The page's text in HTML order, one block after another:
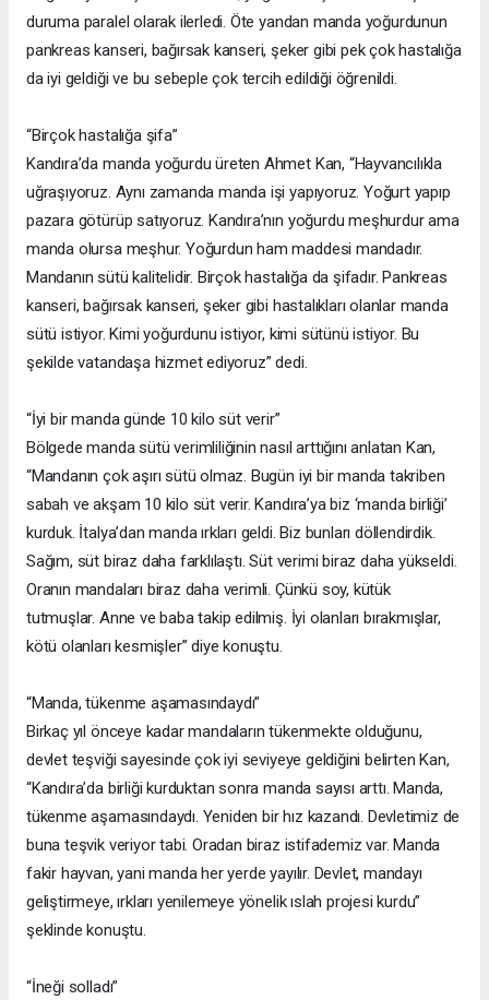
duruma paralel olarak ilerledi. Öte yandan manda yoğurdunun
pankreas kanseri, bağırsak kanseri, şeker gibi pek çok hastalığa
da iyi geldiği ve bu sebeple çok tercih edildiği öğrenildi.
“Birçok hastalığa şifa”
Kandıra’da manda yoğurdu üreten Ahmet Kan, “Hayvancılıkla
uğraşıyoruz. Aynı zamanda manda işi yapıyoruz. Yoğurt yapıp
pazara götürüp satıyoruz. Kandıra’nın yoğurdu meşhurdur ama
manda olursa meşhur. Yoğurdun ham maddesi mandadır.
Mandanın sütü kalitelidir. Birçok hastalığa da şifadır. Pankreas
kanseri, bağırsak kanseri, şeker gibi hastalıkları olanlar manda
sütü istiyor. Kimi yoğurdunu istiyor, kimi sütünü istiyor. Bu
şekilde vatandaşa hizmet ediyoruz” dedi.
“İyi bir manda günde 10 kilo süt verir”
Bölgede manda sütü verimliliğinin nasıl arttığını anlatan Kan,
“Mandanın çok aşırı sütü olmaz. Bugün iyi bir manda takriben
sabah ve akşam 10 kilo süt verir. Kandıra’ya biz ‘manda birliği’
kurduk. İtalya’dan manda ırkları geldi. Biz bunları döllendirdik.
Sağım, süt biraz daha farklılaştı. Süt verimi biraz daha yükseldi.
Oranın mandaları biraz daha verimli. Çünkü soy, kütük
tutmuşlar. Anne ve baba takip edilmiş. İyi olanları bırakmışlar,
kötü olanları kesmişler” diye konuştu.
“Manda, tükenme aşamasındaydı”
Birkaç yıl önceye kadar mandaların tükenmekte olduğunu,
devlet teşviği sayesinde çok iyi seviyeye geldiğini belirten Kan,
“Kandıra’da birliği kurduktan sonra manda sayısı arttı. Manda,
tükenme aşamasındaydı. Yeniden bir hız kazandı. Devletimiz de
buna teşvik veriyor tabi. Oradan biraz istifademiz var. Manda
fakir hayvan, yani manda her yerde yayılır. Devlet, mandayı
geliştirmeye, ırkları yenilemeye yönelik ıslah projesi kurdu”
şeklinde konuştu.
“İneği solladı”